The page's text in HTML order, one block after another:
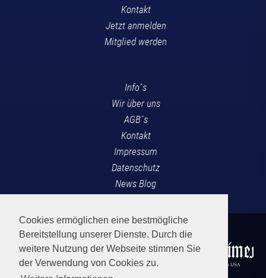
Cookies ermöglichen eine bestmögliche
Bereitstellung unserer Dienste. Durch die
weitere Nutzung der Webseite stimmen Sie
der Verwendung von Cookies zu.
Kontakt
Jetzt anmelden
Mitglied werden
Info´s
Wir über uns
AGB´s
Kontakt
Impressum
Datenschutz
News Blog